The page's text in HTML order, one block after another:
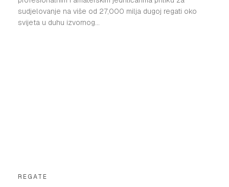
sudjelovanje na više od 27,000 milja dugoj regati oko
svijeta u duhu izvornog...
REGATE